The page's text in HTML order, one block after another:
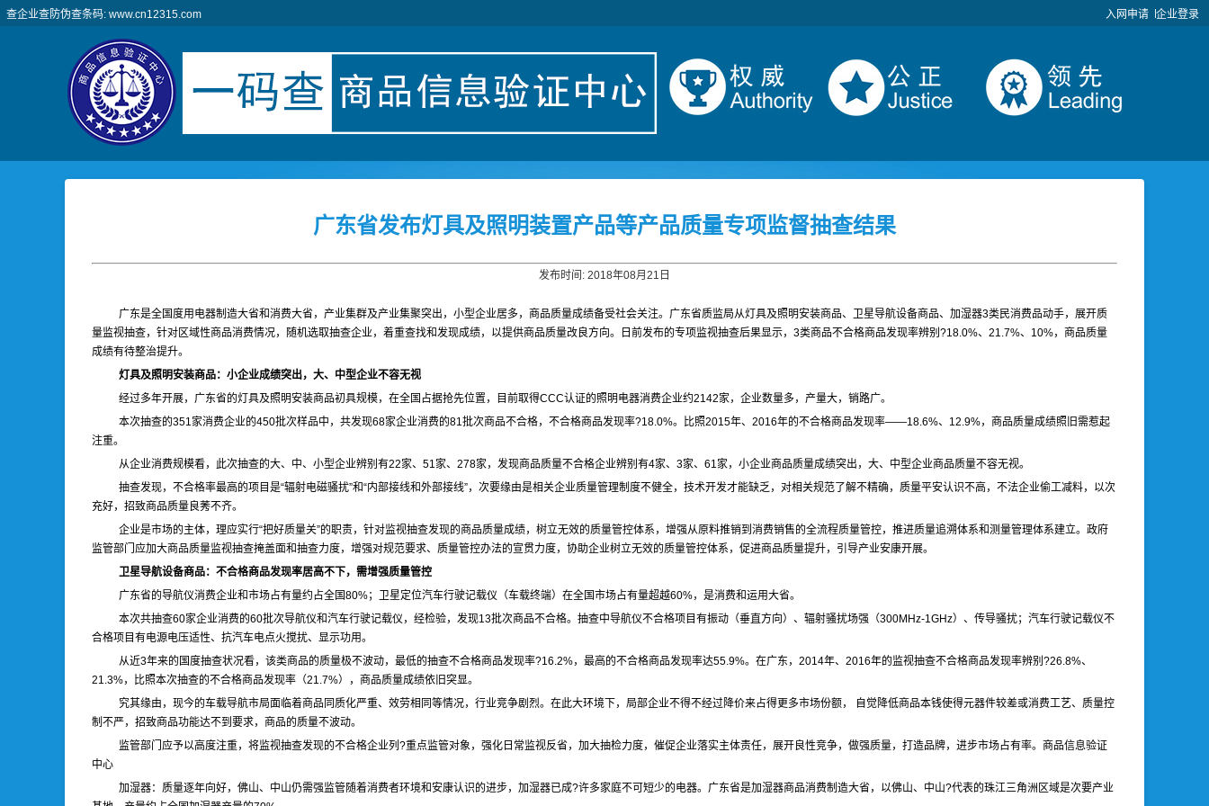
查企业查防伪查条码: www.cn12315.com 入网申请 企业登录
广东省发布灯具及照明装置产品等产品质量专项监督抽查结果
发布时间: 2018年08月21日
广东是全国度用电器制造大省和消费大省，产业集群及产业集聚突出，小型企业居多，商品质量成绩备受社会关注。广东省质监局从灯具及照明安装商品、卫星导航设备商品、加湿器3类民消费品动手，展开质
量监视抽查，针对区域性商品消费情况，随机选取抽查企业，着重查找和发现成绩，以提供商品质量改良方向。日前发布的专项监视抽查后果显示，3类商品不合格商品发现率辨别?18.0%、21.7%、10%，商品质量
成绩有待整治提升。
灯具及照明安装商品：小企业成绩突出，大、中型企业不容无视
经过多年开展，广东省的灯具及照明安装商品初具规模，在全国占据抢先位置，目前取得CCC认证的照明电器消费企业约2142家，企业数量多，产量大，销路广。
本次抽查的351家消费企业的450批次样品中，共发现68家企业消费的81批次商品不合格，不合格商品发现率?18.0%。比照2015年、2016年的不合格商品发现率——18.6%、12.9%，商品质量成绩照旧需惹起
注重。
从企业消费规模看，此次抽查的大、中、小型企业辨别有22家、51家、278家，发现商品质量不合格企业辨别有4家、3家、61家，小企业商品质量成绩突出，大、中型企业商品质量不容无视。
抽查发现，不合格率最高的项目是“辐射电磁骚扰”和“内部接线和外部接线”，次要缘由是相关企业质量管理制度不健全，技术开发才能缺乏，对相关规范了解不精确，质量平安认识不高，不法企业偷工减料，以次
充好，招致商品质量良莠不齐。
企业是市场的主体，理应实行“把好质量关”的职责，针对监视抽查发现的商品质量成绩，树立无效的质量管控体系，增强从原料推销到消费销售的全流程质量管控，推进质量追溯体系和测量管理体系建立。政府
监管部门应加大商品质量监视抽查掩盖面和抽查力度，增强对规范要求、质量管控办法的宣贯力度，协助企业树立无效的质量管控体系，促进商品质量提升，引导产业安康开展。
卫星导航设备商品：不合格商品发现率居高不下，需增强质量管控
广东省的导航仪消费企业和市场占有量约占全国80%；卫星定位汽车行驶记载仪（车载终端）在全国市场占有量超越60%，是消费和运用大省。
本次共抽查60家企业消费的60批次导航仪和汽车行驶记载仪，经检验，发现13批次商品不合格。抽查中导航仪不合格项目有振动（垂直方向）、辐射骚扰场强（300MHz-1GHz）、传导骚扰；汽车行驶记载仪不
合格项目有电源电压适性、抗汽车电点火搅扰、显示功用。
从近3年来的国度抽查状况看，该类商品的质量极不波动，最低的抽查不合格商品发现率?16.2%，最高的不合格商品发现率达55.9%。在广东，2014年、2016年的监视抽查不合格商品发现率辨别?26.8%、
21.3%，比照本次抽查的不合格商品发现率（21.7%），商品质量成绩依旧突显。
究其缘由，现今的车载导航市局面临着商品同质化严重、效劳相同等情况，行业竞争剧烈。在此大环境下，局部企业不得不经过降价来占得更多市场份额， 自觉降低商品本钱使得元器件较差或消费工艺、质量控
制不严，招致商品功能达不到要求，商品的质量不波动。
监管部门应予以高度注重，将监视抽查发现的不合格企业列?重点监管对象，强化日常监视反省，加大抽检力度，催促企业落实主体责任，展开良性竞争，做强质量，打造品牌，进步市场占有率。商品信息验证
中心
加湿器：质量逐年向好，佛山、中山仍需强监管随着消费者环境和安康认识的进步，加湿器已成?许多家庭不可短少的电器。广东省是加湿器商品消费制造大省，以佛山、中山?代表的珠江三角洲区域是次要产业